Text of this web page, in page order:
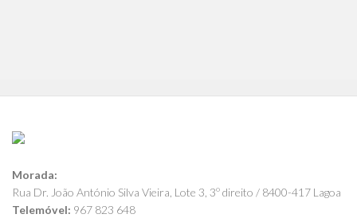
Morada:
Rua Dr. João António Silva Vieira, Lote 3, 3º direito / 8400-417 Lagoa
Telemóvel: 967 823 648